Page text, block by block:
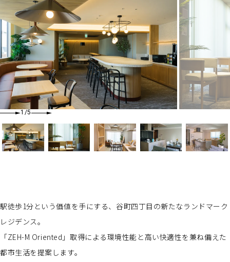
1 /5
駅徒歩1分という価値を手にする、谷町四丁目の新たなランドマーク
レジデンス。
「ZEH-M Oriented」取得による環境性能と高い快適性を兼ね備えた
都市生活を提案します。